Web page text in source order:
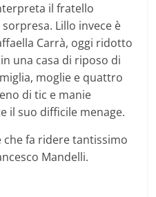
il fratello
Lillo invece è
Carrà, oggi ridotto
una casa di riposo di
moglie e quattro
di tic e manie
il suo difficile menage.
fa ridere tantissimo
Mandelli.